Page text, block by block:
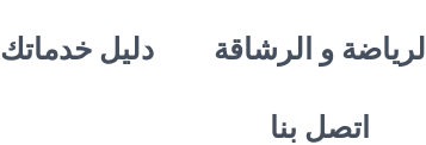
الرياضة و الرشاقة دليل خدماتك
اتصل بنا